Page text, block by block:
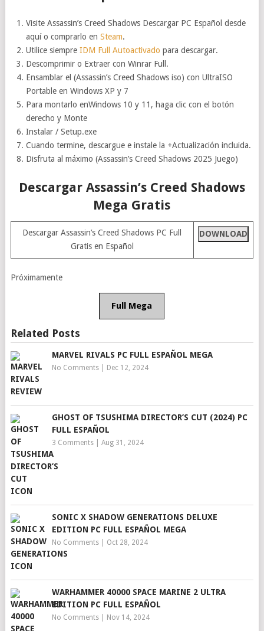
Visite Assassin’s Creed Shadows Descargar PC Español desde
aquí o comprarlo enSteam.
Utilice siempre IDM Full Autoactivado para descargar.
Descomprimir o Extraer con Winrar Full.
Ensamblar el (Assassin’s Creed Shadows iso) con UltraISO
Portable en Windows XP y 7
Para montarlo enWindows 10 y 11, haga clic con el botón
derecho y Monte
Instalar / Setup.exe
Cuando termine, descargue e instale la +Actualización incluida.
Disfruta al máximo (Assassin’s Creed Shadows 2025 Juego)
Descargar Assassin’s Creed Shadows
Mega Gratis
Descargar Assassin’s Creed Shadows PC Full
Gratis en Español
DOWNLOAD
Próximamente
Full Mega
Related Posts
MARVEL RIVALS PC FULL ESPAÑOL MEGA
No Comments| Dec 12, 2024
GHOST OF TSUSHIMA DIRECTOR’S CUT (2024) PC
FULL ESPAÑOL
3 Comments| Aug 31, 2024
SONIC X SHADOW GENERATIONS DELUXE
EDITION PC FULL ESPAÑOL MEGA
No Comments| Oct 28, 2024
WARHAMMER 40000 SPACE MARINE 2 ULTRA
EDITION PC FULL ESPAÑOL
No Comments| Nov 14, 2024